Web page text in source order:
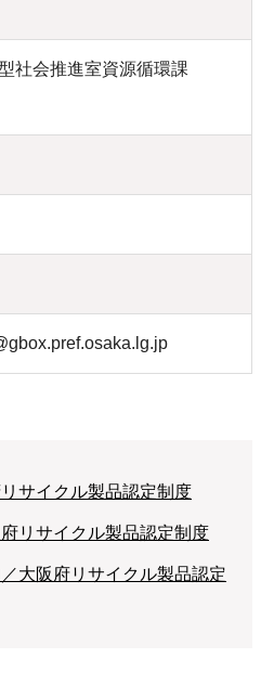
社会推進室資源循環課
サイクル製品認定制度
リサイクル製品認定制度
大阪府リサイクル製品認定